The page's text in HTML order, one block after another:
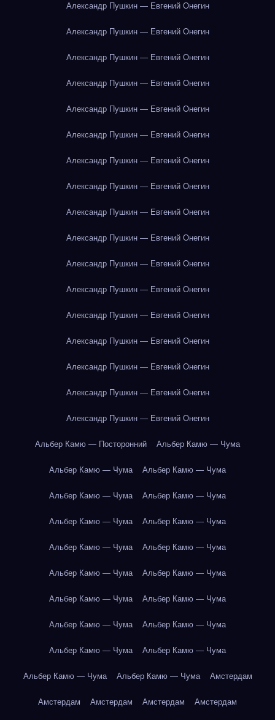
Александр Пушкин — Евгений Онегин
Александр Пушкин — Евгений Онегин
Александр Пушкин — Евгений Онегин
Александр Пушкин — Евгений Онегин
Александр Пушкин — Евгений Онегин
Александр Пушкин — Евгений Онегин
Александр Пушкин — Евгений Онегин
Александр Пушкин — Евгений Онегин
Александр Пушкин — Евгений Онегин
Александр Пушкин — Евгений Онегин
Александр Пушкин — Евгений Онегин
Александр Пушкин — Евгений Онегин
Александр Пушкин — Евгений Онегин
Александр Пушкин — Евгений Онегин
Александр Пушкин — Евгений Онегин
Александр Пушкин — Евгений Онегин
Александр Пушкин — Евгений Онегин
Альбер Камю — Посторонний Альбер Камю — Чума
Альбер Камю — Чума Альбер Камю — Чума
Альбер Камю — Чума Альбер Камю — Чума
Альбер Камю — Чума Альбер Камю — Чума
Альбер Камю — Чума Альбер Камю — Чума
Альбер Камю — Чума Альбер Камю — Чума
Альбер Камю — Чума Альбер Камю — Чума
Альбер Камю — Чума Альбер Камю — Чума
Альбер Камю — Чума Альбер Камю — Чума
Альбер Камю — Чума Альбер Камю — Чума Амстердам
Амстердам Амстердам Амстердам Амстердам